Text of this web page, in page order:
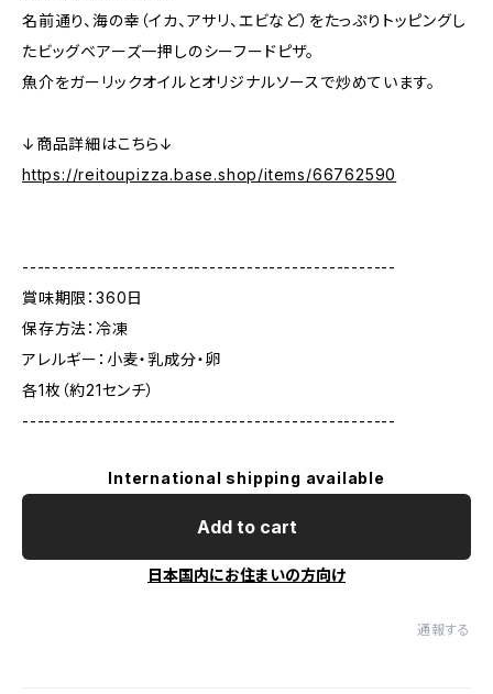
名前通り、海の幸（イカ、アサリ、エビなど）をたっぷりトッピングし
たビッグベアーズ一押しのシーフードピザ。
魚介をガーリックオイルとオリジナルソースで炒めています。
↓商品詳細はこちら↓
https://reitoupizza.base.shop/items/66762590
--------------------------------------------------
賞味期限：360日
保存方法：冷凍
アレルギー：小麦・乳成分・卵
各1枚（約21センチ）
--------------------------------------------------
International shipping available
Add to cart
日本国内にお住まいの方向け
通報する